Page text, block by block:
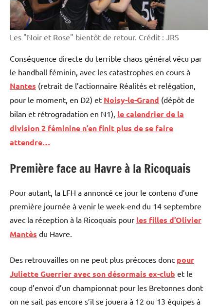
Les "Noir et Rose" bientôt de retour. Crédit : JRS
Conséquence directe du terrible chaos général vécu par
le handball féminin, avec les catastrophes en cours à
Nantes (retrait de l’actionnaire Réalités et relégation,
pour le moment, en D2) et Noisy-le-Grand (dépôt de
bilan et rétrogradation en N1), le calendrier de la
division 2 féminine n’en finit plus de se faire
attendre…
Première face au Havre à la Ricoquais
Pour autant, la LFH a annoncé ce jour le contenu d’une
première journée à venir le week-end du 14 septembre
avec la réception à la Ricoquais pour les filles d’Olivier
Mantès du Havre.
Des retrouvailles on ne peut plus précoces donc pour
Juliette Guerrier avec son désormais ex-club et le
coup d’envoi d’un championnat pour les Bretonnes dont
on ne sait pas encore s’il se jouera à 12 ou 13 équipes à